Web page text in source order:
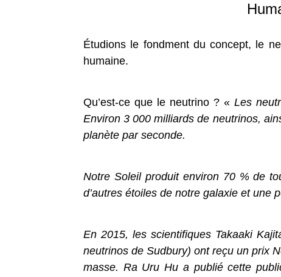
Étudions le fondment du concept, le
humaine.
Qu’est-ce que le neutrino ? « Les
Environ 3 000 milliards de neutrinos,
planète par seconde.
Notre Soleil produit environ 70 % de
d’autres étoiles de notre galaxie et une
En 2015, les scientifiques Takaaki
neutrinos de Sudbury) ont reçu un prix
masse. Ra Uru Hu a publié cette